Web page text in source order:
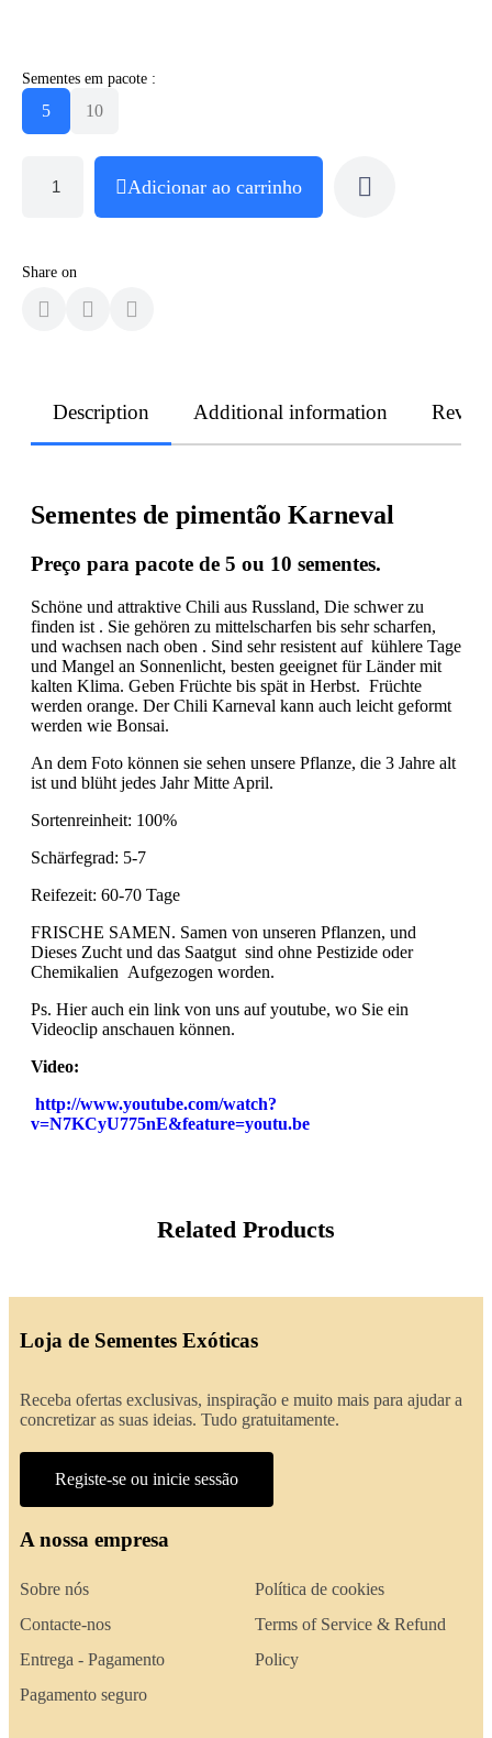
Sementes em pacote :
5 10
Adicionar ao carrinho
Share on
Description Additional information
Sementes de pimentão Karneval
Preço para pacote de 5 ou 10 sementes.
Schöne und attraktive Chili aus Russland, Die schwer zu
finden ist . Sie gehören zu mittelscharfen bis sehr scharfen,
und wachsen nach oben . Sind sehr resistent auf kühlere Tage
und Mangel an Sonnenlicht, besten geeignet für Länder mit
kalten Klima. Geben Früchte bis spät in Herbst. Früchte
werden orange. Der Chili Karneval kann auch leicht geformt
werden wie Bonsai.
An dem Foto können sie sehen unsere Pflanze, die 3 Jahre alt
ist und blüht jedes Jahr Mitte April.
Sortenreinheit: 100%
Schärfegrad: 5-7
Reifezeit: 60-70 Tage
FRISCHE SAMEN. Samen von unseren Pflanzen, und
Dieses Zucht und das Saatgut sind ohne Pestizide oder
Chemikalien Aufgezogen worden.
Ps. Hier auch ein link von uns auf youtube, wo Sie ein
Videoclip anschauen können.
Video:
http://www.youtube.com/watch?
v=N7KCyU775nE&feature=youtu.be
Related Products
Loja de Sementes Exóticas
Receba ofertas exclusivas, inspiração e muito mais para ajudar a
concretizar as suas ideias. Tudo gratuitamente.
Registe-se ou inicie sessão
A nossa empresa
Sobre nós
Contacte-nos
Entrega - Pagamento
Pagamento seguro
Política de cookies
Terms of Service & Refund
Policy